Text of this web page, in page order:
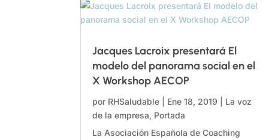
Jacques Lacroix presentará El
modelo del panorama social en el
X Workshop AECOP
por RHSaludable Ene 18, 2019
La voz
de la empresa, Portada
La Asociación Española de Coaching